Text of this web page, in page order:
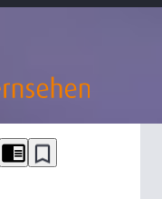
chrome_reader_mode bookmark_border